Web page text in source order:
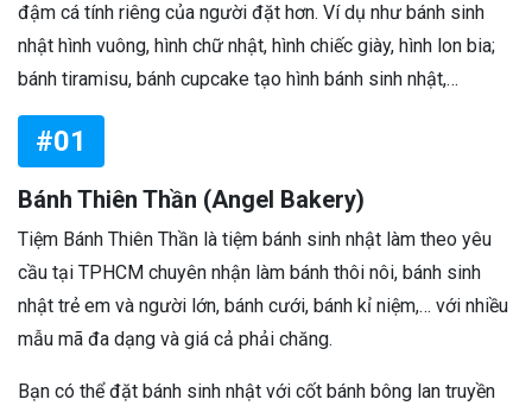
đậm cá tính riêng của người đặt hơn. Ví dụ như bánh sinh
nhật hình vuông, hình chữ nhật, hình chiếc giày, hình lon bia;
bánh tiramisu, bánh cupcake tạo hình bánh sinh nhật,…
#01
Bánh Thiên Thần (Angel Bakery)
Tiệm Bánh Thiên Thần là tiệm bánh sinh nhật làm theo yêu
cầu tại TPHCM chuyên nhận làm bánh thôi nôi, bánh sinh
nhật trẻ em và người lớn, bánh cưới, bánh kỉ niệm,… với nhiều
mẫu mã đa dạng và giá cả phải chăng.
Bạn có thể đặt bánh sinh nhật với cốt bánh bông lan truyền